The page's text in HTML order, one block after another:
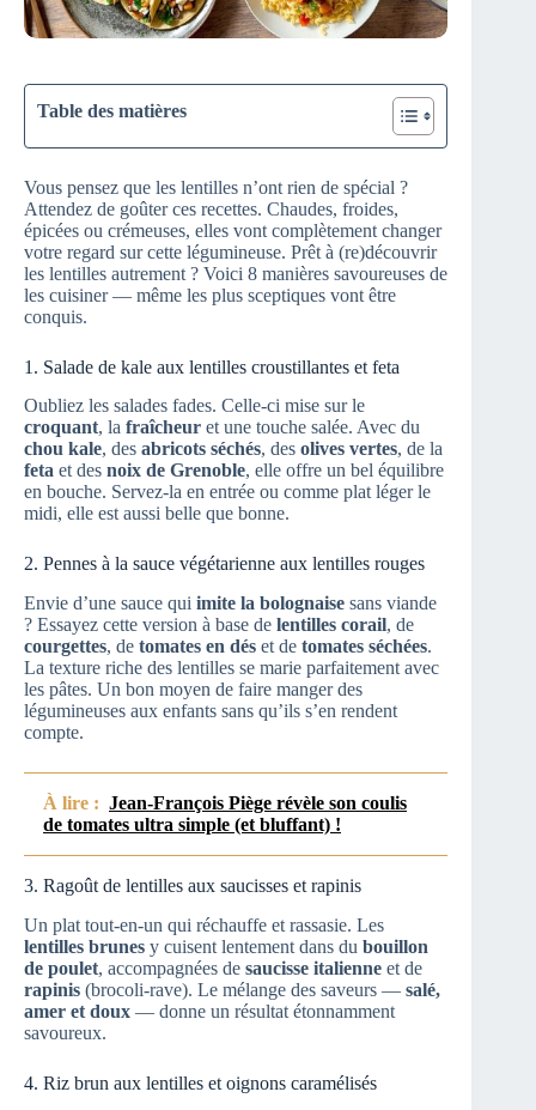
Table des matières
Vous pensez que les lentilles n’ont rien de spécial ?
Attendez de goûter ces recettes. Chaudes, froides,
épicées ou crémeuses, elles vont complètement changer
votre regard sur cette légumineuse. Prêt à (re)découvrir
les lentilles autrement ? Voici 8 manières savoureuses de
les cuisiner — même les plus sceptiques vont être
conquis.
1. Salade de kale aux lentilles croustillantes et feta
Oubliez les salades fades. Celle-ci mise sur le
croquant, la fraîcheur et une touche salée. Avec du
chou kale, des abricots séchés, des olives vertes, de la
feta et des noix de Grenoble, elle offre un bel équilibre
en bouche. Servez-la en entrée ou comme plat léger le
midi, elle est aussi belle que bonne.
2. Pennes à la sauce végétarienne aux lentilles rouges
Envie d’une sauce qui imite la bolognaise sans viande
? Essayez cette version à base de lentilles corail, de
courgettes, de tomates en dés et de tomates séchées.
La texture riche des lentilles se marie parfaitement avec
les pâtes. Un bon moyen de faire manger des
légumineuses aux enfants sans qu’ils s’en rendent
compte.
À lire : Jean-François Piège révèle son coulis
de tomates ultra simple (et bluffant) !
3. Ragoût de lentilles aux saucisses et rapinis
Un plat tout-en-un qui réchauffe et rassasie. Les
lentilles brunes y cuisent lentement dans du bouillon
de poulet, accompagnées de saucisse italienne et de
rapinis (brocoli-rave). Le mélange des saveurs — salé,
amer et doux — donne un résultat étonnamment
savoureux.
4. Riz brun aux lentilles et oignons caramélisés